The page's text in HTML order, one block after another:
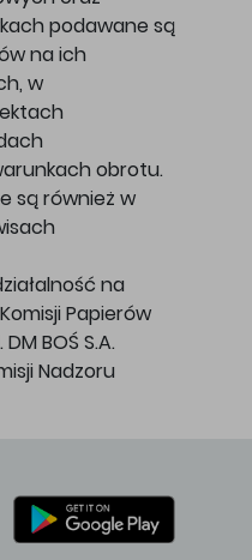
podawane są
na ich
w
obrotu.
są również w
na
Papierów
BOŚ S.A.
Nadzoru